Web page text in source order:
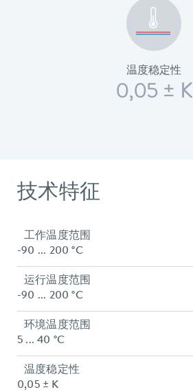
温度稳定性
0,05 ± K
技术特征
工作温度范围
-90 ... 200 °C
运行温度范围
-90 ... 200 °C
环境温度范围
5 ... 40 °C
温度稳定性
0,05 ± K